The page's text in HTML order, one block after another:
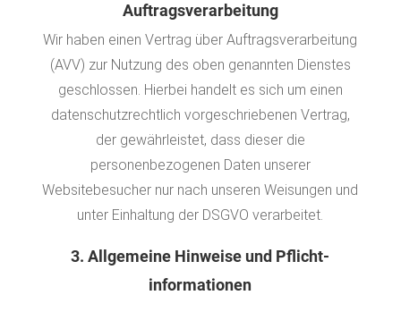
Auftragsverarbeitung
Wir haben einen Vertrag über Auftragsverarbeitung
(AVV) zur Nutzung des oben genannten Dienstes
geschlossen. Hierbei handelt es sich um einen
datenschutzrechtlich vorgeschriebenen Vertrag,
der gewährleistet, dass dieser die
personenbezogenen Daten unserer
Websitebesucher nur nach unseren Weisungen und
unter Einhaltung der DSGVO verarbeitet.
3. Allgemeine Hinweise und Pflicht­
informationen